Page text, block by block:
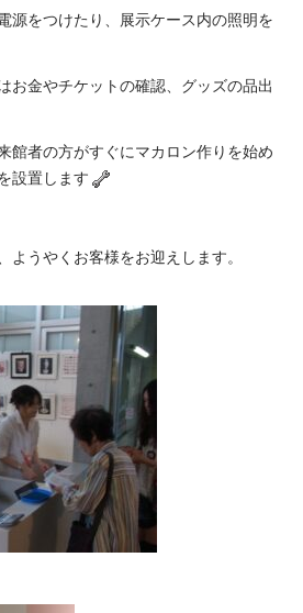
源をつけたり、展示ケース内の照明を
お金やチケットの確認、グッズの品出
館者の方がすぐにマカロン作りを始め
設置します
ようやくお客様をお迎えします。